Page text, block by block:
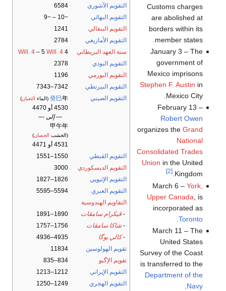
التقويم الآشوري
6584
التقويم البهائي
−10 – −9
التقويم البنغالي
1241
التقويم الأمازيغي
2784
سنة العهد البريطاني
4
Will. 4 – 5 Will. 4
التقويم البوذي
2378
التقويم البورمي
1196
التقويم البيزنطي
7342–7343
التقويم الصيني
癸巳年 (الماء الثعبان)
4530 أو 4470
— إلى —
甲午年
(الخشب الحصان)
4531 أو 4471
التقويم القبطي
1550–1551
التقويم الديسكوردي
3000
التقويم الإثيوپي
1826–1827
التقويم العبري
5594–5595
التقاويم الهندوسية
- ڤيكرام سامڤات
1890–1891
-شاكا سامڤات
1756–1757
-كالي يوگا
4935–4936
تقويم الهولوسين
11834
تقويم الإگبو
834–835
التقويم الإيراني
1212–1213
التقويم الهجري
1249–1250
Customs charges
are abolished at
borders within its
member states.
January 3 – The
government of
Mexico imprisons
Stephen F. Austin in
Mexico City.
February 13 –
Robert Owen
organizes the Grand
National
Consolidated Trades
Union in the United
Kingdom.
[2]
March 6 – York,
Upper Canada , is
incorporated as
Toronto
March 11 – The
United States
Survey of the Coast
is transferred to the
Department of the
Navy